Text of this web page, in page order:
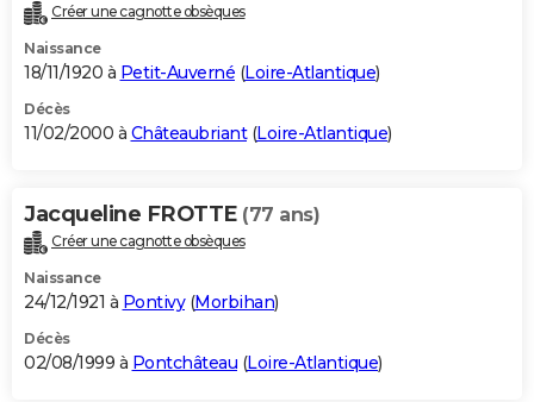
Créer une cagnotte obsèques
Naissance
18/11/1920 à Petit-Auverné (Loire-Atlantique)
Décès
11/02/2000 à Châteaubriant(Loire-Atlantique)
Jacqueline FROTTE (77 ans)
Créer une cagnotte obsèques
Naissance
24/12/1921 à Pontivy(Morbihan)
Décès
02/08/1999 à Pontchâteau (Loire-Atlantique)